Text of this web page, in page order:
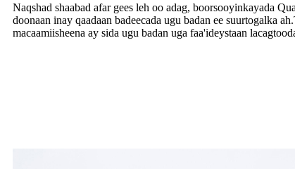
Naqshad shaabad afar gees leh oo adag, boorsooyinkayada
doonaan inay qaadaan badeecada ugu badan ee suurtogalka
macaamiisheena ay sida ugu badan uga faa'ideystaan